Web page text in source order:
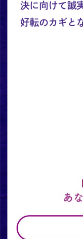
決に向けて誠
好転のカギと